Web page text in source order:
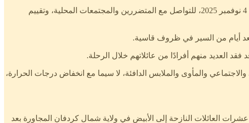
في ذات الوقت، صلت بعثة مشتركة بين الوكالات، بقيادة نائب منسق الشؤون الإنسانية في السودان، أنطوان جيرار، إلى طويلة الثلاثاء 4 نوفمبر 2025، للتواصل مع المتضررين والمجتمعات المحلية، وتقييم
بعد أيام من السير في ظروف قاسية.
والمأوى والملابس الدافئة، لا سيما مع انخفاض درجات الحرارة،
العائلات النازحة إلى الأبيض في ولاية شمال كردفان المجاورة بعد